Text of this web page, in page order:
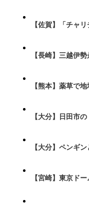
【佐賀】「チャ
【長崎】三越伊
【熊本】薬草で
【大分】日田市
【大分】ペンギ
【宮崎】東京ド